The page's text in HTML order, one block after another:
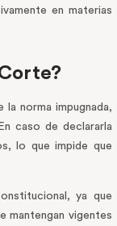
en materias
la norma impugnada,
caso de declararla
lo que impide que
ya que
mantengan vigentes